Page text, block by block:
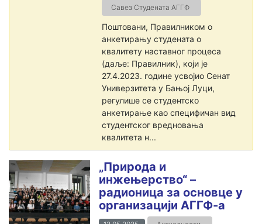
Савез Студената АГГФ
Поштовани, Правилником о
анкетирању студената о
квалитету наставног процеса
(даље: Правилник), који је
27.4.2023. године усвојио Сенат
Универзитета у Бањој Луци,
регулише се студентско
анкетирање као специфичан вид
студентског вредновања
квалитета н...
„Природа и
инжењерство“ –
радионица за основце у
организацији АГГФ-а